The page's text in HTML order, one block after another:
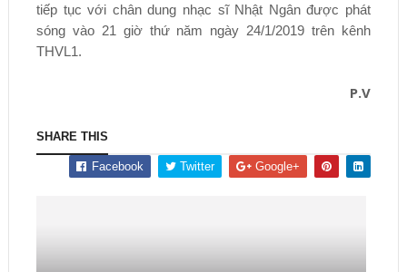
tiếp tục với chân dung nhạc sĩ Nhật Ngân được phát
sóng vào 21 giờ thứ năm ngày 24/1/2019 trên kênh
THVL1.
P.V
SHARE THIS
Facebook Twitter Google+